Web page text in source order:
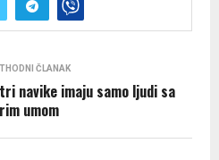
ČLANAK
navike imaju samo ljudi sa
umom